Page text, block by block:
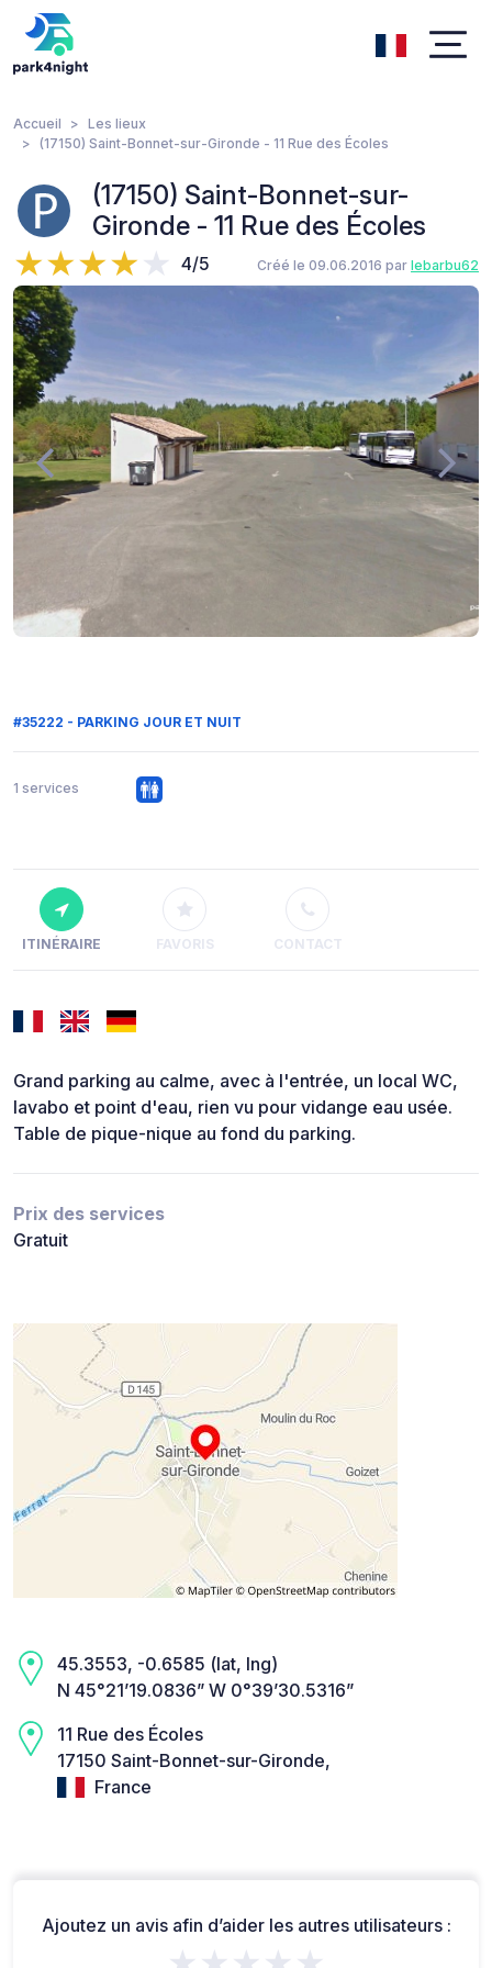
Accueil
Les lieux
(17150) Saint-Bonnet-sur-Gironde - 11 Rue des Écoles
(17150) Saint-Bonnet-sur-
Gironde - 11 Rue des Écoles
4/5 Créé le 09.06.2016 par lebarbu62
#35222 - PARKING JOUR ET NUIT
1 services
ITINÉRAIRE FAVORIS CONTACT
Grand parking au calme, avec à l'entrée, un local WC,
lavabo et point d'eau, rien vu pour vidange eau usée.
Table de pique-nique au fond du parking.
Prix des services
Gratuit
45.3553, -0.6585 (lat, lng)
N 45°21’19.0836” W 0°39’30.5316”
11 Rue des Écoles
17150 Saint-Bonnet-sur-Gironde,
France
Ajoutez un avis afin d’aider les autres utilisateurs :